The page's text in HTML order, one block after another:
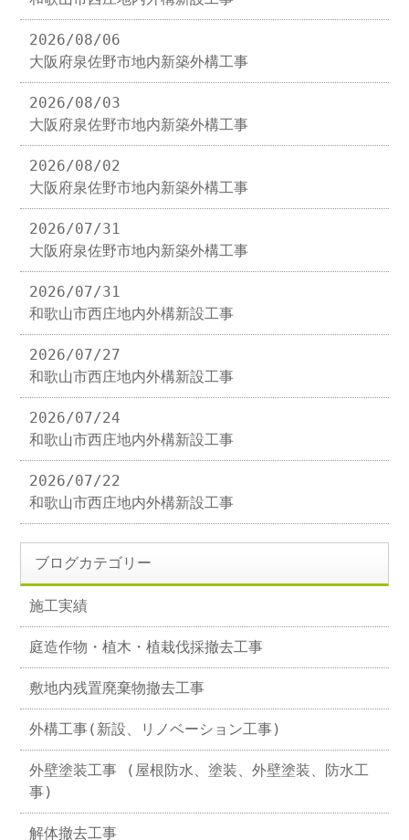
2026/08/06
大阪府泉佐野市地内新築外構工事
2026/08/03
大阪府泉佐野市地内新築外構工事
2026/08/02
大阪府泉佐野市地内新築外構工事
2026/07/31
大阪府泉佐野市地内新築外構工事
2026/07/31
和歌山市西庄地内外構新設工事
2026/07/27
和歌山市西庄地内外構新設工事
2026/07/24
和歌山市西庄地内外構新設工事
2026/07/22
和歌山市西庄地内外構新設工事
ブログカテゴリー
施工実績
庭造作物・植木・植栽伐採撤去工事
敷地内残置廃棄物撤去工事
外構工事(新設、リノベーション工事)
外壁塗装工事 (屋根防水、塗装、外壁塗装、防水工
事)
解体撤去工事